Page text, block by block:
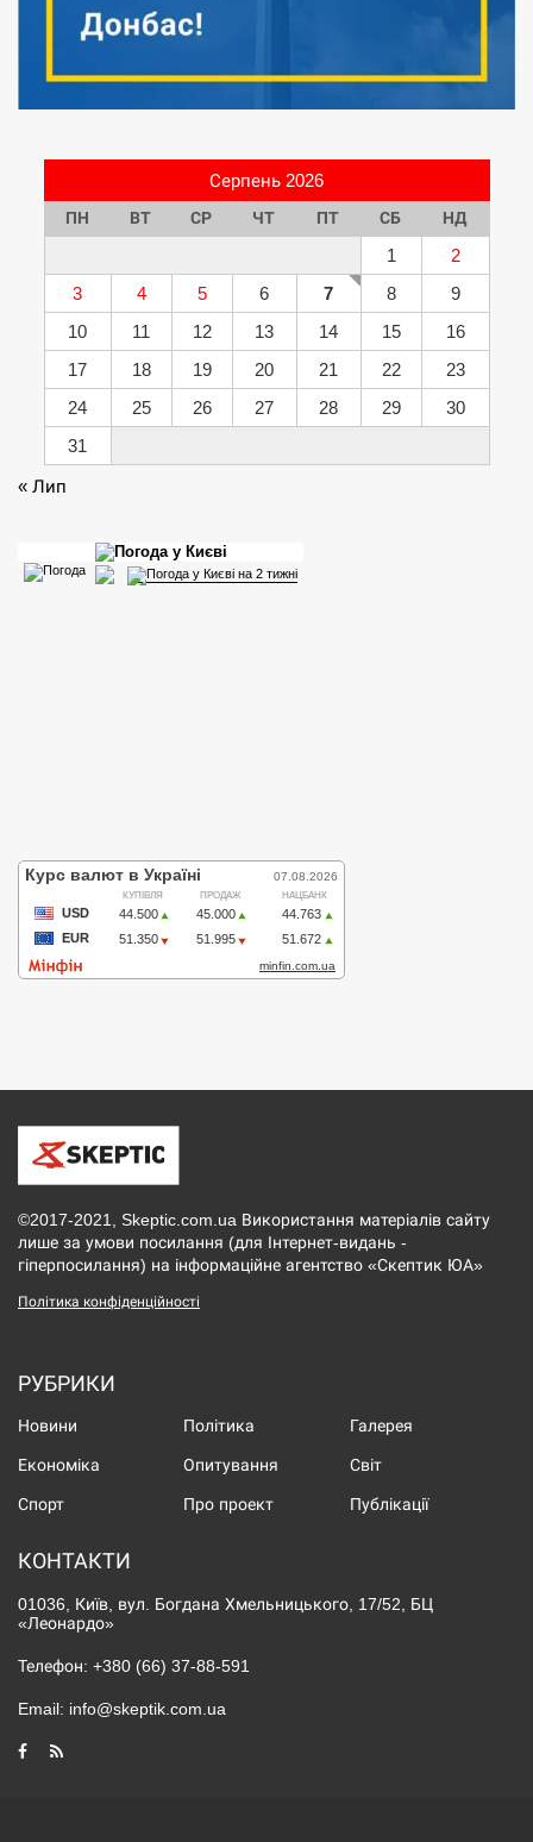
Серпень 2026
ПН ВТ СР ЧТ ПТ СБ НД
1
2
3
4 5 6 7 8
9
10
11 12 13 14 15
16
17
18 19 20 21 22
23
24
25 26 27 28 29
30
31
« Лип
©2017-2021, Skeptic.com.ua Використання матеріалів сайту
лише за умови посилання (для Інтернет-видань -
гіперпосилання) на інформаційне агентство «Скептик ЮА»
Політика конфіденційності
РУБРИКИ
Новини Політика Галерея
Економіка Опитування Світ
Спорт Про проект Публікації
КОНТАКТИ
01036, Київ, вул. Богдана Хмельницького, 17/52, БЦ
«Леонардо»
Телефон: +380 (66) 37-88-591
Email: info@skeptik.com.ua